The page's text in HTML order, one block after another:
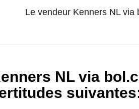
Le vendeur Kenners NL
NL via
suivantes